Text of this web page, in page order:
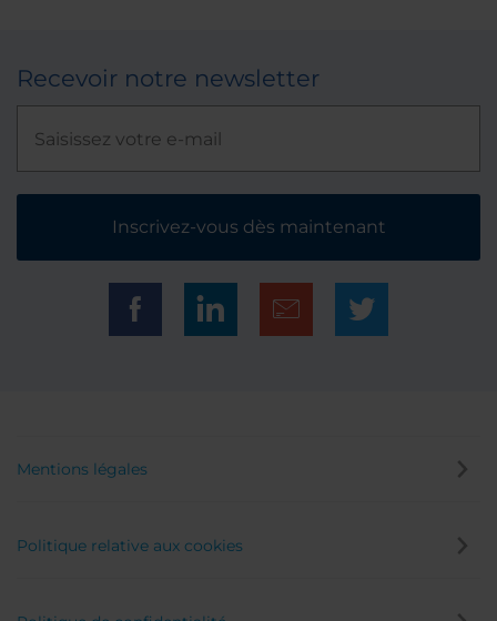
Recevoir notre newsletter
Inscrivez-vous dès maintenant
Mentions légales
Politique relative aux cookies